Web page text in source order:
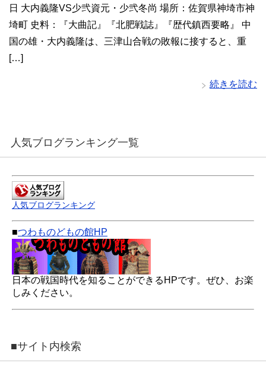
日 大内義隆VS少弐資元・少弐冬尚 場所：佐賀県神埼市神
埼町 史料：『大曲記』『北肥戦誌』『歴代鎮西要略』 中
国の雄・大内義隆は、三津山合戦の敗報に接すると、重
[…]
続きを読む
人気ブログランキング一覧
人気ブログランキング
■つわものどもの館HP
日本の戦国時代を知ることができるHPです。ぜひ、お楽
しみください。
■サイト内検索